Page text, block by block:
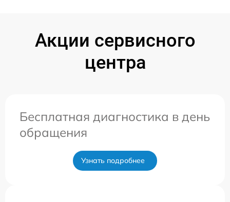
Акции сервисного
центра
Бесплатная диагностика в день
обращения
Узнать подробнее